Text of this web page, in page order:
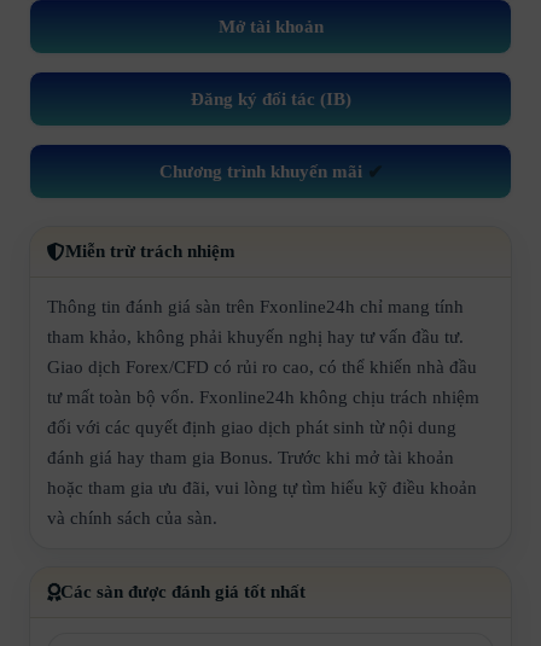
Mở tài khoản
Đăng ký đối tác (IB)
Chương trình khuyến mãi ✔
Miễn trừ trách nhiệm
Thông tin đánh giá sàn trên Fxonline24h chỉ mang tính
tham khảo, không phải khuyến nghị hay tư vấn đầu tư.
Giao dịch Forex/CFD có rủi ro cao, có thể khiến nhà đầu
tư mất toàn bộ vốn. Fxonline24h không chịu trách nhiệm
đối với các quyết định giao dịch phát sinh từ nội dung
đánh giá hay tham gia Bonus. Trước khi mở tài khoản
hoặc tham gia ưu đãi, vui lòng tự tìm hiểu kỹ điều khoản
và chính sách của sàn.
Các sàn được đánh giá tốt nhất